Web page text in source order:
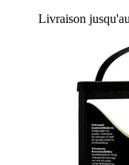
Livraison